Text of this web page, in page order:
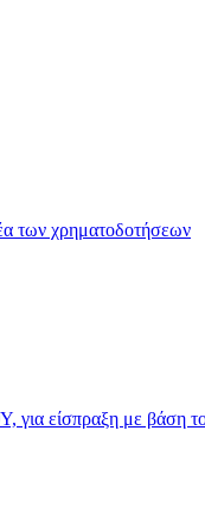
των χρηματοδοτήσεων
για είσπραξη με βάση